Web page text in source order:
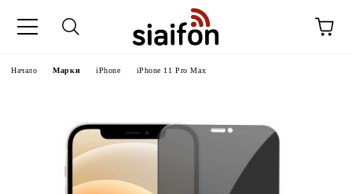
Начало Марки iPhone iPhone 11 Pro Max